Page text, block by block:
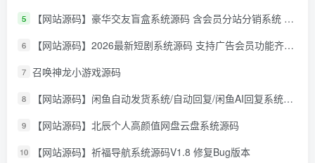
5 【网站源码】豪华交友盲盒系统源码 含会员分站分销系统 可易支付
6 【网站源码】2026最新短剧系统源码 支持广告会员功能齐全短剧源码
7 召唤神龙小游戏源码
8 【网站源码】闲鱼自动发货系统/自动回复/闲鱼AI回复系统源码
9 【网站源码】北辰个人高颜值网盘云盘系统源码
10 【网站源码】祈福导航系统源码V1.8 修复Bug版本